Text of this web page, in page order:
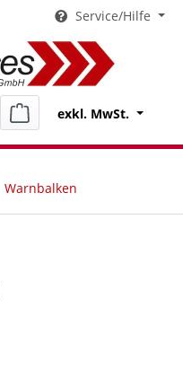
Service/Hilfe
Warenkorb enthält 0
exkl. MwSt.
Warnbalken